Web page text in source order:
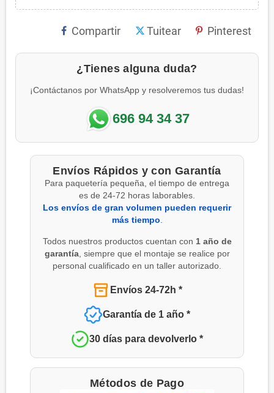
Compartir Tuitear Pinterest
¿Tienes alguna duda?
¡Contáctanos por WhatsApp y resolveremos tus dudas!
696 94 34 37
Envíos Rápidos y con Garantía
Para paquetería pequeña, el tiempo de entrega
es de 24-72 horas laborables.
Los envíos de gran volumen pueden requerir
más tiempo
Todos nuestros productos cuentan con 1 año de
garantía, siempre que el montaje se realice por
personal cualificado en un taller autorizado.
Envíos 24-72h *
Garantía de 1 año *
30 días para devolverlo *
Métodos de Pago